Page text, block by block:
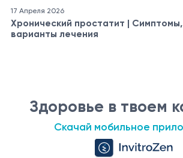
17 Апреля 2026
Хронический простатит |
варианты лечения
Здоровье в твоем
Скачай мобильное